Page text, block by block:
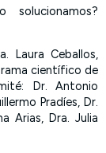
Laura Ceballos,
científico de
Dr. Antonio
Pradíes, Dr.
Arias, Dra. Julia